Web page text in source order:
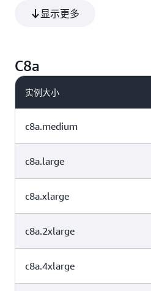
高达 300 Gbps 的 EBS 带宽
高达 1440K IOPS
每个实例最多支持 128 个 EBS 卷
C8ib 实例非常适合需要高块存储吞
据库、数据湖、文件系统和 NoSQL
显示更多
C8a
实例大小
c8a.medium
vCPU
1
c8a.large
vCPU
2
c8a.xlarge
vCPU
4
c8a.2xlarge
vCPU
c8a.4xlarge